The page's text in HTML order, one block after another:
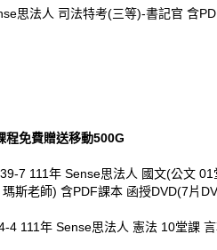
思法人 司法特考(三等)-書記官 含
程免費贈送移動500G
7 111年 Sense思法人 國文(公文
斯老師) 含PDF課本 函授DVD(7片
4 111年 Sense思法人 憲法 10堂課